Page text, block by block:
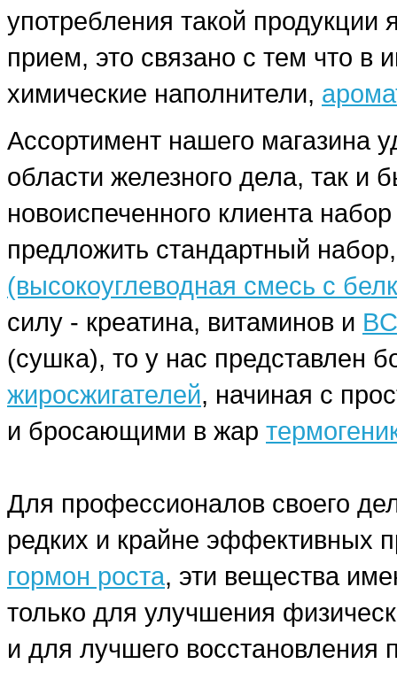
употребления такой продукции
прием, это связано с тем что в
химические наполнители,
Ассортимент нашего магазина
области железного дела, так и
новоиспеченного клиента
предложить стандартный
(высокоуглеводная смесь с
силу - креатина, витаминов и
(сушка), то у нас представлен
жиросжигателей, начиная с
и бросающими в жар
Для профессионалов своего
редких и крайне эффективных
гормон роста, эти вещества
только для улучшения
и для лучшего восстановления